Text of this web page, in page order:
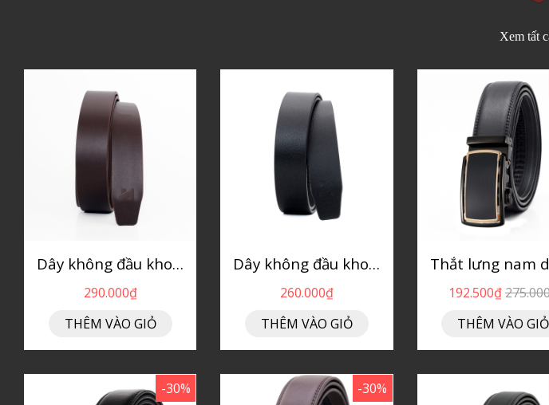
Xem tất
Dây không đầu khoá tự động DTSM
290.000₫
THÊM VÀO GIỎ
Dây không đầu khoá tự động DTM4
260.000₫
THÊM VÀO GIỎ
192.500₫
THÊM VÀO GIỎ
-30% -30%